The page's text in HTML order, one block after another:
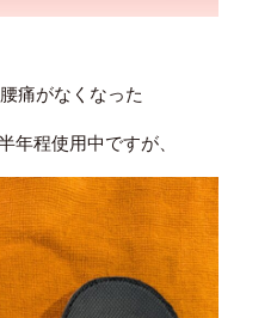
痛がなくなった
年程使用中ですが、